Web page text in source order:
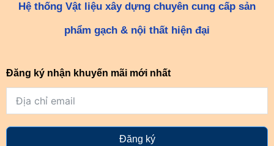
Hệ thống Vật liệu xây dựng chuyên cung cấp sản
phẩm gạch & nội thất hiện đại
Đăng ký nhận khuyến mãi mới nhất
Đăng ký